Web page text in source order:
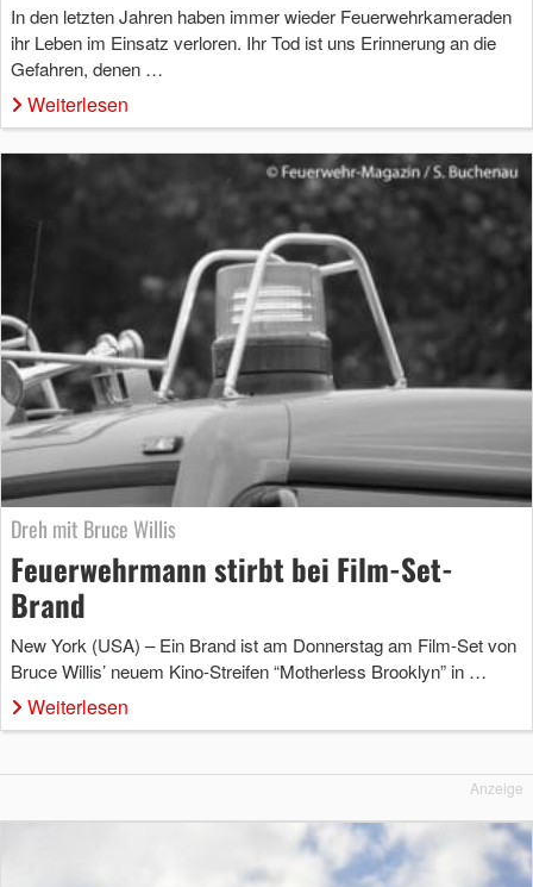
In den letzten Jahren haben immer wieder Feuerwehrkameraden
ihr Leben im Einsatz verloren. Ihr Tod ist uns Erinnerung an die
Gefahren, denen …
Weiterlesen
Dreh mit Bruce Willis
Feuerwehrmann stirbt bei Film-Set-
Brand
New York (USA) – Ein Brand ist am Donnerstag am Film-Set von
Bruce Willis’ neuem Kino-Streifen “Motherless Brooklyn” in …
Weiterlesen
Anzeige